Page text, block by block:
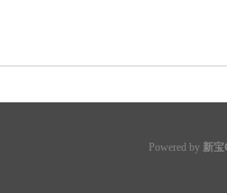
Powered by 新宝